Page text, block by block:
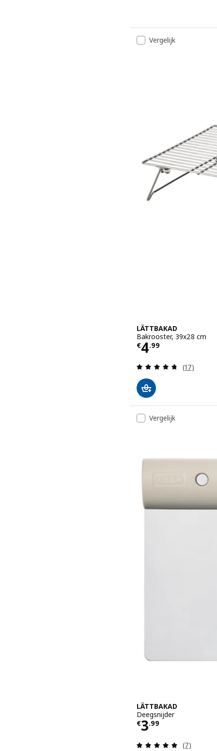
Vergelijk
LÄTTBAKAD
Bakrooster, 39x28 cm
€4.99
Prijs € 4.99
(17)
Vergelijk
LÄTTBAKAD
Deegsnijder
€3.99
Prijs € 3.99
(7)